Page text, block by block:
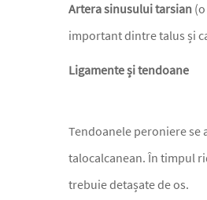
Artera sinusului tarsian
important dintre talus și
Ligamente și tendoane
Tendoanele peroniere
talocalcanean. În timpul
trebuie detașate de os.